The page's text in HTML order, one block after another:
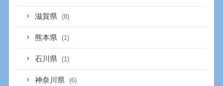
滋賀県 (8)
熊本県 (1)
石川県 (1)
神奈川県 (6)